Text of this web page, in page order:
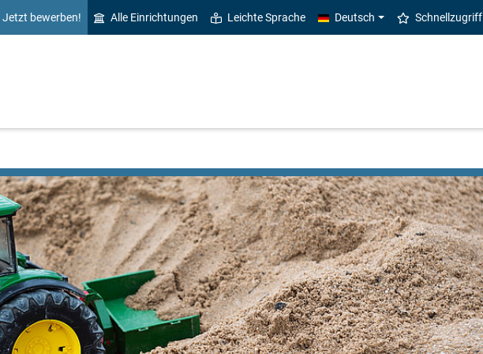
Jetzt bewerben! Alle Einrichtungen Leichte Sprache Deutsch Schnellzugriff